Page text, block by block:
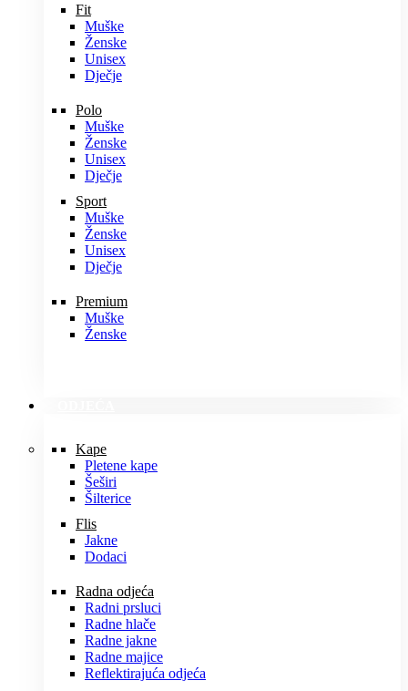
Fit
Muške
Ženske
Unisex
Dječje
Polo
Muške
Ženske
Unisex
Dječje
Sport
Muške
Ženske
Unisex
Dječje
Premium
Muške
Ženske
Kape
Pletene kape
Šeširi
Šilterice
Flis
Jakne
Dodaci
Radna odjeća
Radni prsluci
Radne hlače
Radne jakne
Radne majice
Reflektirajuća odjeća